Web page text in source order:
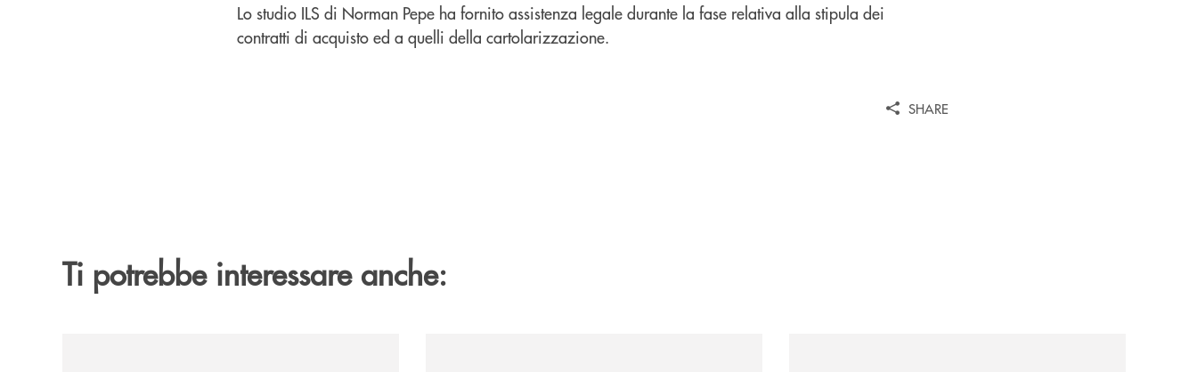
Lo studio ILS di Norman Pepe ha fornito assistenza legale durante la fase relativa alla stipula dei
contratti di acquisto ed a quelli della cartolarizzazione.
SHARE
Ti potrebbe interessare anche: